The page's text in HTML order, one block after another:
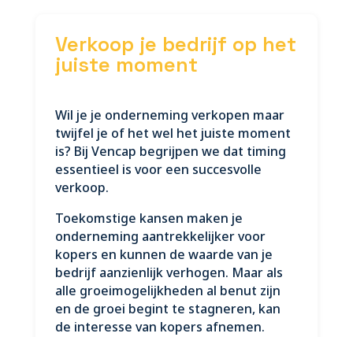
Verkoop je bedrijf op het
juiste moment
Wil je je onderneming verkopen maar
twijfel je of het wel het juiste moment
is? Bij Vencap begrijpen we dat timing
essentieel is voor een succesvolle
verkoop.
Toekomstige kansen maken je
onderneming aantrekkelijker voor
kopers en kunnen de waarde van je
bedrijf aanzienlijk verhogen. Maar als
alle groeimogelijkheden al benut zijn
en de groei begint te stagneren, kan
de interesse van kopers afnemen.